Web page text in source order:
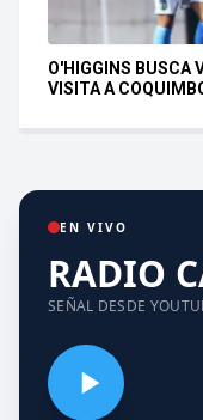
O'HIGGINS BUSCA
VISITA A
EN VIVO
RADIO
SEÑAL DESDE